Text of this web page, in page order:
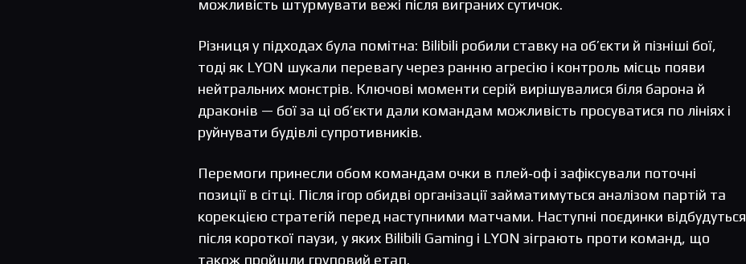
можливість штурмувати вежі після виграних сутичок.
Різниця у підходах була помітна: Bilibili робили ставку на об’єкти й пізніші бої,
тоді як LYON шукали перевагу через ранню агресію і контроль місць появи
нейтральних монстрів. Ключові моменти серій вирішувалися біля барона й
драконів — бої за ці об’єкти дали командам можливість просуватися по лініях і
руйнувати будівлі супротивників.
Перемоги принесли обом командам очки в плей‑оф і зафіксували поточні
позиції в сітці. Після ігор обидві організації займатимуться аналізом партій та
корекцією стратегій перед наступними матчами. Наступні поєдинки відбудуться
після короткої паузи, у яких Bilibili Gaming і LYON зіграють проти команд, що
також пройшли груповий етап.